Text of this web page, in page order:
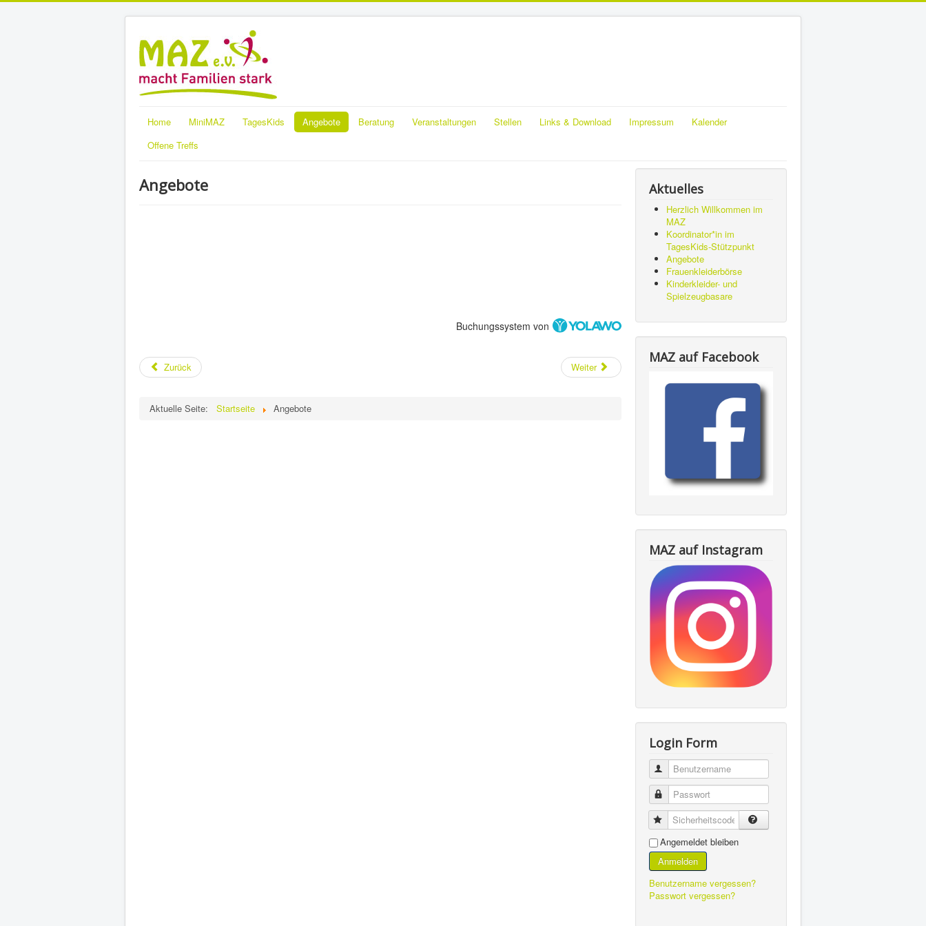
Home MiniMAZ TagesKids Angebote Beratung Veranstaltungen Stellen Links & Download Impressum
Kalender
Offene Treffs
Angebote
Buchungssystem von
Zurück Weiter
Aktuelle Seite: Startseite Angebote
Aktuelles
Herzlich Willkommen im
MAZ
Koordinator*in im
TagesKids-Stützpunkt
Angebote
Frauenkleiderbörse
Kinderkleider- und
Spielzeugbasare
MAZ auf Facebook
MAZ auf Instagram
Login Form
Benutzername
Passwort
Sicherheitscode
Angemeldet bleiben
Anmelden
Benutzername vergessen?
Passwort vergessen?